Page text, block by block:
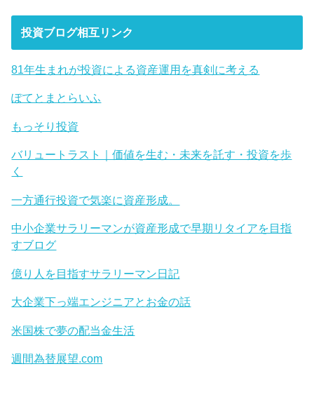
投資ブログ相互リンク
81年生まれが投資による資産運用を真剣に考える
ぽてとまとらいふ
もっそり投資
バリュートラスト｜価値を生む・未来を託す・投資を歩
く
一方通行投資で気楽に資産形成。
中小企業サラリーマンが資産形成で早期リタイアを目指
すブログ
億り人を目指すサラリーマン日記
大企業下っ端エンジニアとお金の話
米国株で夢の配当金生活
週間為替展望.com